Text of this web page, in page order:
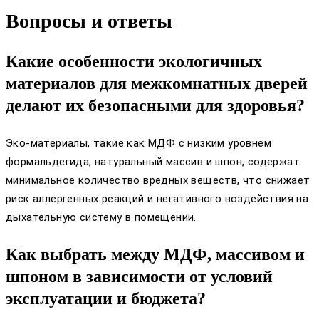
Вопросы и ответы
Какие особенности экологичных
материалов для межкомнатных дверей
делают их безопасными для здоровья?
Эко-материалы, такие как МДФ с низким уровнем
формальдегида, натуральный массив и шпон, содержат
минимальное количество вредных веществ, что снижает
риск аллергенных реакций и негативного воздействия на
дыхательную систему в помещении.
Как выбрать между МДФ, массивом и
шпоном в зависимости от условий
эксплуатации и бюджета?